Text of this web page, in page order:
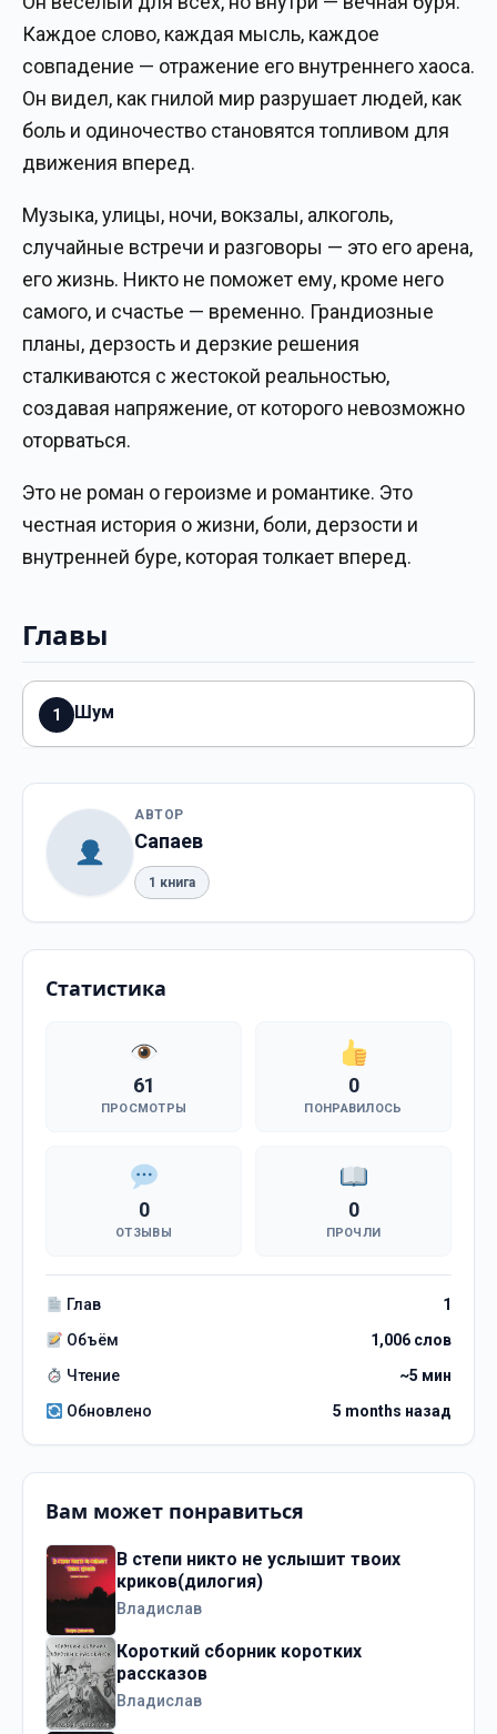
Каждое слово, каждая мысль, каждое
совпадение — отражение его внутреннего хаоса.
Он видел, как гнилой мир разрушает людей, как
боль и одиночество становятся топливом для
движения вперед.
Музыка, улицы, ночи, вокзалы, алкоголь,
случайные встречи и разговоры — это его арена,
его жизнь. Никто не поможет ему, кроме него
самого, и счастье — временно. Грандиозные
планы, дерзость и дерзкие решения
сталкиваются с жестокой реальностью,
создавая напряжение, от которого невозможно
оторваться.
Это не роман о героизме и романтике. Это
честная история о жизни, боли, дерзости и
внутренней буре, которая толкает вперед.
Главы
1 Шум
АВТОР
Сапаев
1 книга
Статистика
61
ПРОСМОТРЫ
0
ПОНРАВИЛОСЬ
0
ОТЗЫВЫ
0
ПРОЧЛИ
Глав
1
Объём
1,006 слов
Чтение
~5 мин
Обновлено
5 months назад
Вам может понравиться
В степи никто не услышит твоих
криков(дилогия)
Владислав
Короткий сборник коротких
рассказов
Владислав